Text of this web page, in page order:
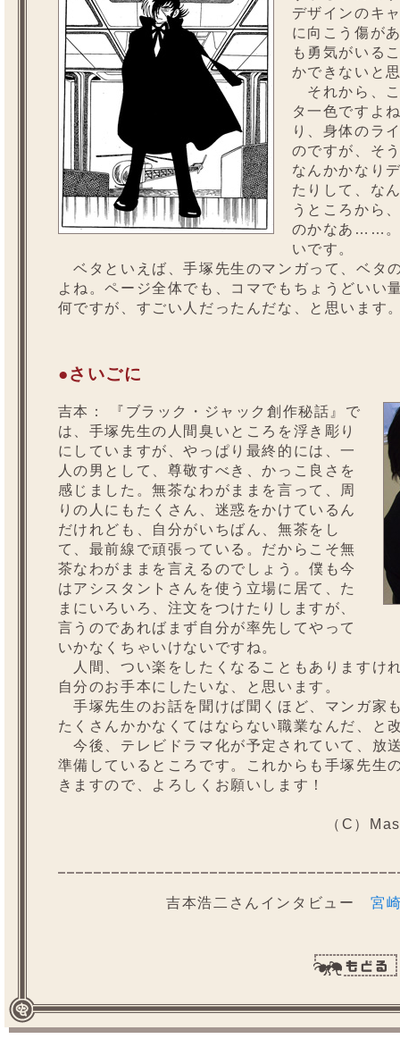
デザインのキ
に向こう傷が
も勇気がいる
かできないと
それから、
タ一色ですよ
り、身体のラ
のですが、そ
なんかかなり
たりして、な
うところから
のかなあ……。
いです。
ベタといえば、手塚先生のマンガって、ベタ
よね。ページ全体でも、コマでもちょうどい
何ですが、すごい人だったんだな、と思います
●さいごに
吉本：
『ブラック・ジャック創作秘話』で
は、手塚先生の人間臭いところを浮き彫り
にしていますが、やっぱり最終的には、一
人の男として、尊敬すべき、かっこ良さを
感じました。無茶なわがままを言って、周
りの人にもたくさん、迷惑をかけているん
だけれども、自分がいちばん、無茶をし
て、最前線で頑張っている。だからこそ無
茶なわがままを言えるのでしょう。僕も今
はアシスタントさんを使う立場に居て、た
まにいろいろ、注文をつけたりしますが、
言うのであればまず自分が率先してやって
いかなくちゃいけないですね。
人間、つい楽をしたくなることもありますけ
自分のお手本にしたいな、と思います。
手塚先生のお話を聞けば聞くほど、マンガ家
たくさんかかなくてはならない職業なんだ、と
今後、テレビドラマ化が予定されていて、放
準備しているところです。これからも手塚先生
きますので、よろしくお願いします！
（C）
吉本浩二さんインタビュー宮